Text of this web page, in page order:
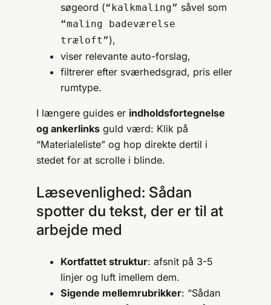
søgeord (“kalkmaling” såvel som
“maling badeværelse
træloft”),
viser relevante auto-forslag,
filtrerer efter sværhedsgrad, pris eller
rumtype.
I længere guides er indholdsfortegnelse
og ankerlinks guld værd: Klik på
“Materialeliste” og hop direkte dertil i
stedet for at scrolle i blinde.
Læsevenlighed: Sådan
spotter du tekst, der er til at
arbejde med
Kortfattet struktur: afsnit på 3-5
linjer og luft imellem dem.
Sigende mellemrubrikker: “Sådan